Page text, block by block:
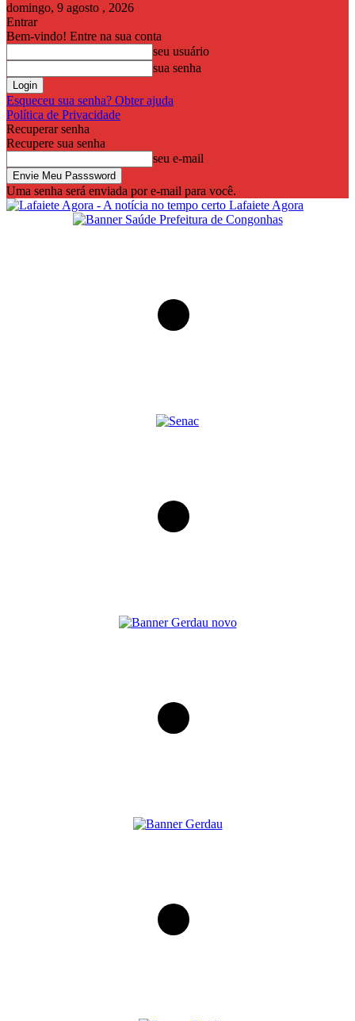
domingo, 9 agosto , 2026
Entrar
Bem-vindo! Entre na sua conta
seu usuário
sua senha
Esqueceu sua senha? Obter ajuda
Política de Privacidade
Recuperar senha
Recupere sua senha
seu e-mail
Uma senha será enviada por e-mail para você.
Lafaiete Agora